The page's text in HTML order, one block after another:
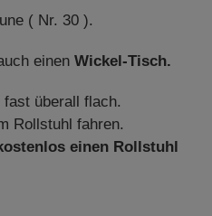
( Nr. 30 ).
einen Wickel-Tisch.
überall flach.
Rollstuhl fahren.
einen Rollstuhl